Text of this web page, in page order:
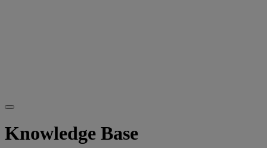
Knowledge Base